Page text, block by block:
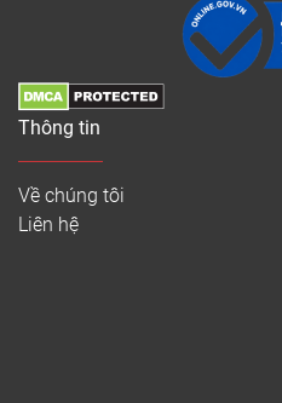
Thông tin
Về chúng tôi
Liên hệ